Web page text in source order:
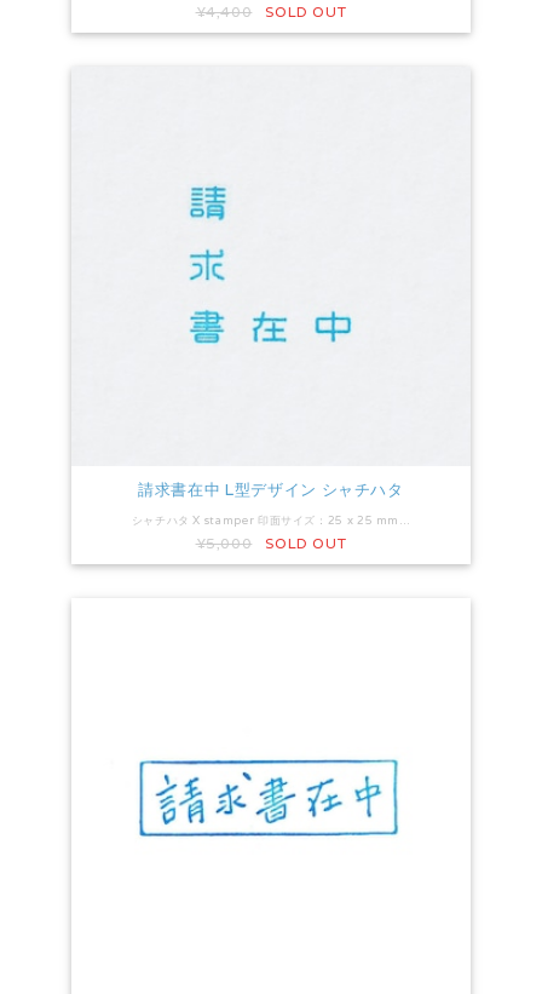
¥4,400 SOLD OUT
請求書在中 L型デザイン シャチハタ
シャチハタ X stamper 印面サイズ：25 x 25 mm インク：藍色 押すだけ簡単。オススメです！ 封筒の角にあわせて押印してください。
¥5,000 SOLD OUT